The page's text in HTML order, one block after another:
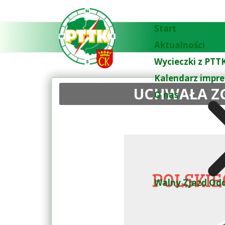
Start
Aktualności
Wycieczki z
Kalendarz
O nas
Walny Zjazd
UCHWAŁA